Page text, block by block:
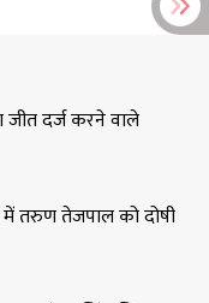
जीत दर्ज करने वाले
में तरुण तेजपाल को दोषी